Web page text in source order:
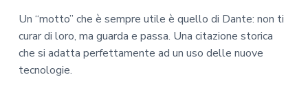
Un “motto” che è sempre utile è quello di Dante: non ti
curar di loro, ma guarda e passa. Una citazione storica
che si adatta perfettamente ad un uso delle nuove
tecnologie.